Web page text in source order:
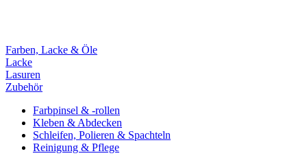
Farben, Lacke & Öle
Lacke
Lasuren
Zubehör
Farbpinsel & -rollen
Kleben & Abdecken
Schleifen, Polieren & Spachteln
Reinigung & Pflege